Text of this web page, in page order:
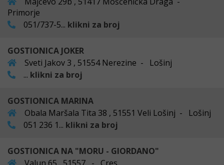
Primorje
051/737-5... klikni za broj
GOSTIONICA JOKER
Sveti Jakov 3 , 51554 Nerezine - Lošinj
... klikni za broj
GOSTIONICA MARINA
Obala Maršala Tita 38 , 51551 Veli Lošinj - Lošinj
051 236 1... klikni za broj
GOSTIONICA NA "MORU - GIORDANO"